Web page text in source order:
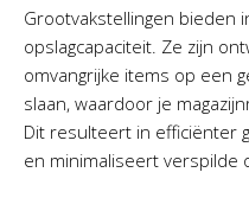
Grootvakstellingen bieden
opslagcapaciteit. Ze zijn
omvangrijke items op een
slaan, waardoor je
Dit resulteert in efficiënter
en minimaliseert verspilde